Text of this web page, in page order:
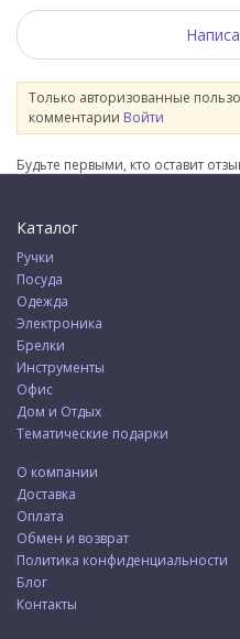
Только авторизованные
комментарии Войти
Будьте первыми, кто оставит
Каталог
Ручки
Посуда
Одежда
Электроника
Брелки
Инструменты
Офис
Дом и Отдых
Тематические подарки
О компании
Доставка
Оплата
Обмен и возврат
Политика конфиденциальности
Блог
Контакты